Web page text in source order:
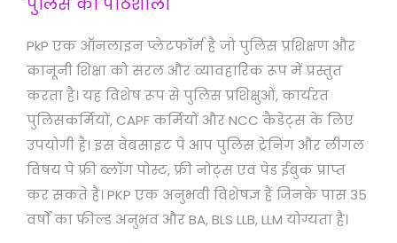
PkP एक ऑनलाइन प्लेटफॉर्म है जो पुलिस प्रशिक्षण और
कानूनी शिक्षा को सरल और व्यावहारिक रूप में प्रस्तुत
करता है। यह विशेष रूप से पुलिस प्रशिक्षुओं, कार्यरत
पुलिसकर्मियों, CAPF कर्मियों और NCC कैडेट्स के लिए
उपयोगी है। इस वेबसाइट पे आप पुलिस ट्रेनिंग और लीगल
विषय पे फ्री ब्लॉग पोस्ट, फ्री नोट्स एवं पेड ईबुक प्राप्त
कर सकते हैं। PKP एक अनुभवी विशेषज्ञ हैं जिनके पास 35
वर्षों का फील्ड अनुभव और BA, BLS LLB, LLM योग्यता है।